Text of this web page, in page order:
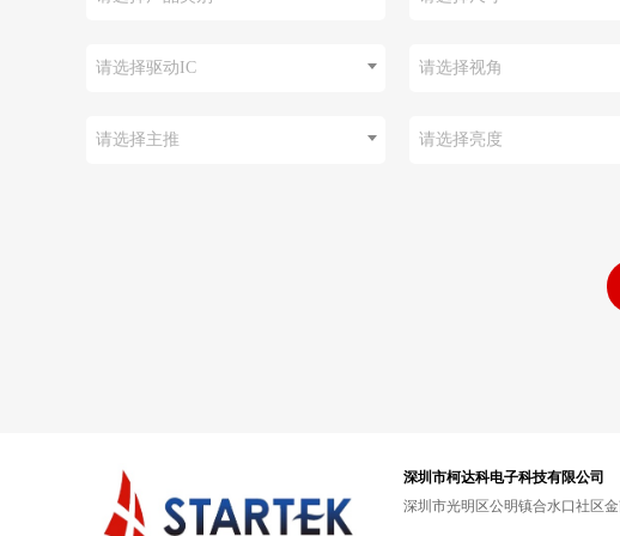
请选择驱动IC 请选择视角
请选择主推 请选择亮度
深圳市柯达科电子科技有限公司
深圳市光明区公明镇合水口社区